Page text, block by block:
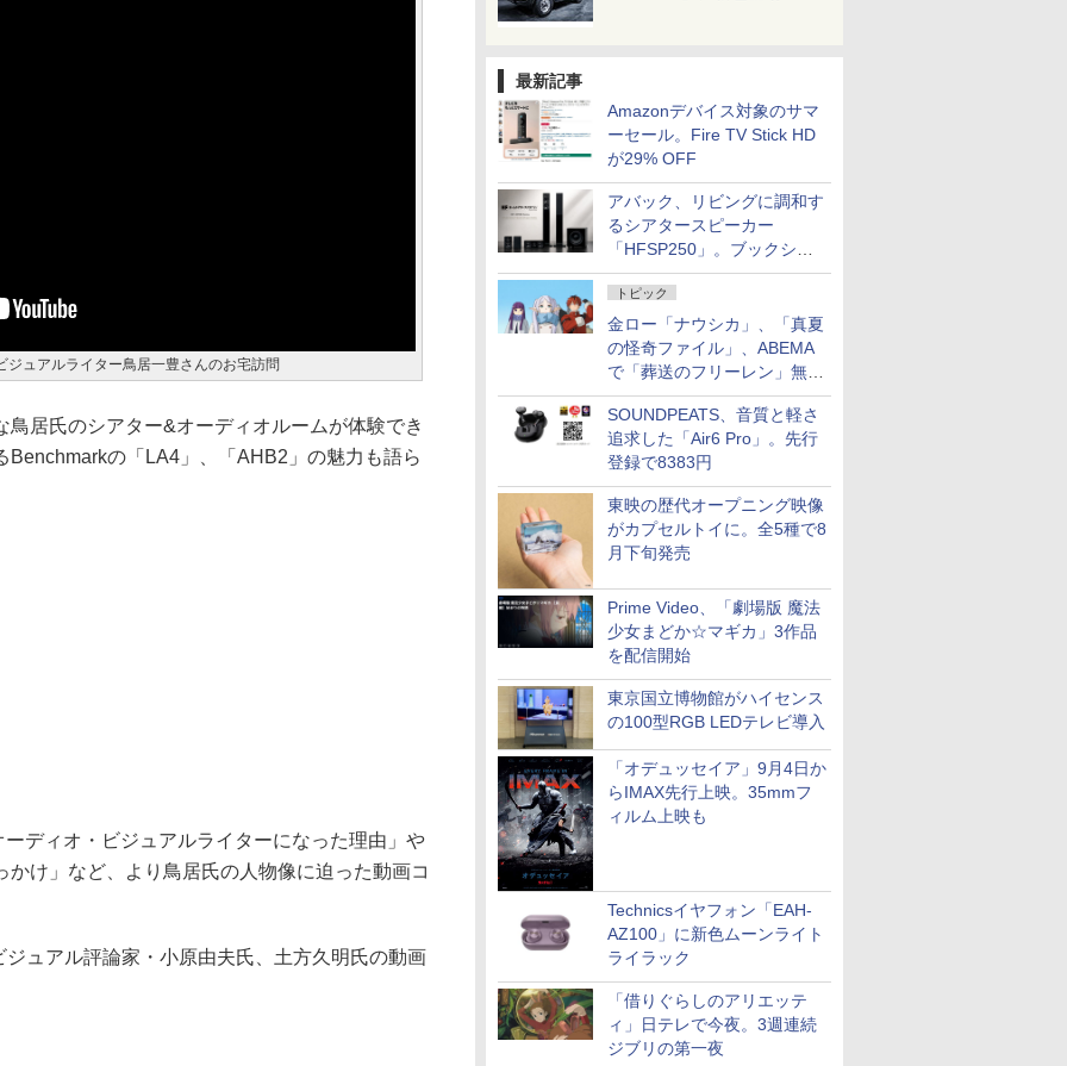
最新記事
Amazonデバイス対象のサマ
ーセール。Fire TV Stick HD
が29% OFF
アバック、リビングに調和す
るシアタースピーカー
「HFSP250」。ブックシェ
ルフはペア3万円以下
トピック
金ロー「ナウシカ」、「真夏
の怪奇ファイル」、ABEMA
で「葬送のフリーレン」無料
配信など。夏の特番・配信情
報
SOUNDPEATS、音質と軽さ
追求した「Air6 Pro」。先行
登録で8383円
東映の歴代オープニング映像
がカプセルトイに。全5種で8
月下旬発売
Prime Video、「劇場版 魔法
少女まどか☆マギカ」3作品
を配信開始
東京国立博物館がハイセンス
の100型RGB LEDテレビ導入
「オデュッセイア」9月4日か
らIMAX先行上映。35mmフ
ィルム上映も
Technicsイヤフォン「EAH-
AZ100」に新色ムーンライト
ライラック
「借りぐらしのアリエッテ
ィ」日テレで今夜。3週連続
ジブリの第一夜
ュアルライター鳥居一豊さんのお宅訪問
居氏のシアター&オーディオルームが体験でき
Benchmarkの「LA4」、「AHB2」の魅力も語ら
ディオ・ビジュアルライターになった理由」や
け」など、より鳥居氏の人物像に迫った動画コ
ュアル評論家・小原由夫氏、土方久明氏の動画